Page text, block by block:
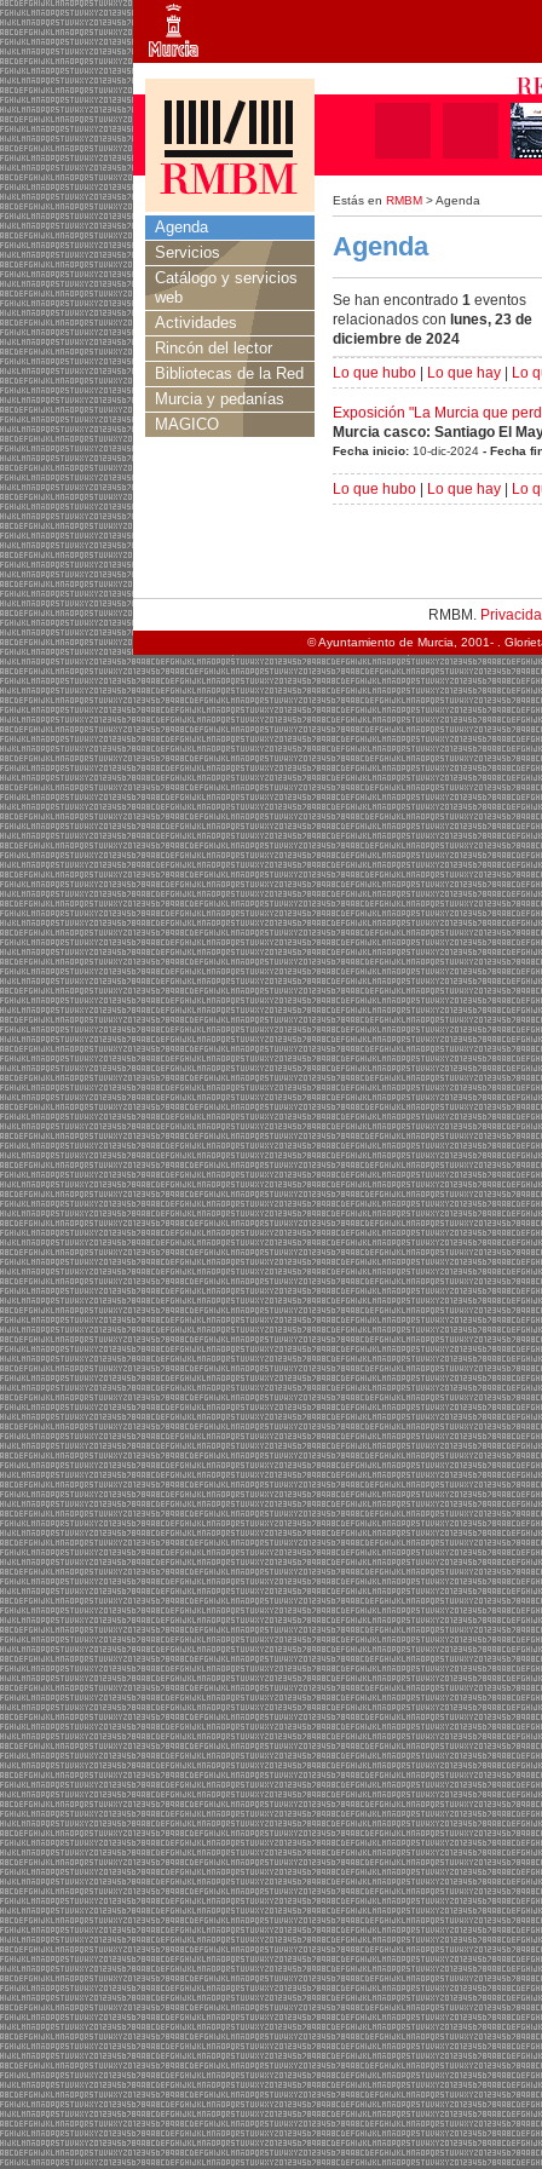
Estás en RMBM > Agenda
Agenda
Servicios
Catálogo y servicios
web
Actividades
Rincón del lector
Bibliotecas de la Red
Murcia y pedanías
MAGICO
Agenda
Se han encontrado 1 eventos
relacionados con lunes, 23 de
diciembre de 2024
Lo que hubo
Lo que hay Lo
Exposición "La Murcia que
Murcia casco: Santiago El
Fecha inicio: 10-dic-2024 - Fecha
Lo que hubo Lo que hay Lo
RMBM.
© Ayuntamiento de Murcia, 2001- .